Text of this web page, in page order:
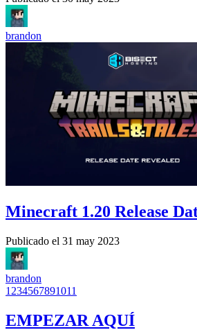
brandon
Minecraft 1.20 Release
Publicado el 31 may 2023
brandon
1 234567891011
EMPEZAR AQUÍ